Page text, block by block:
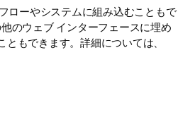
ローやシステムに組み込むこともで
のウェブ インターフェースに埋め
もできます。詳細については、